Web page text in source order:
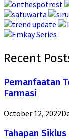
Recent
Pemanfaatan
Farmasi
October 12, 2022
Tahapan